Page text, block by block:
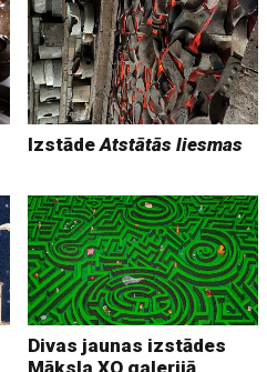
IzstādeAtstātās liesmas
Divas jaunas izstādes